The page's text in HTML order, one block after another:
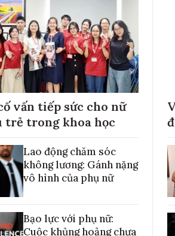
vấn tiếp sức cho nữ
trẻ trong khoa học
Lao động chăm sóc
không lương: Gánh nặng
vô hình của phụ nữ
Bạo lực với phụ nữ:
Cuộc khủng hoảng chưa